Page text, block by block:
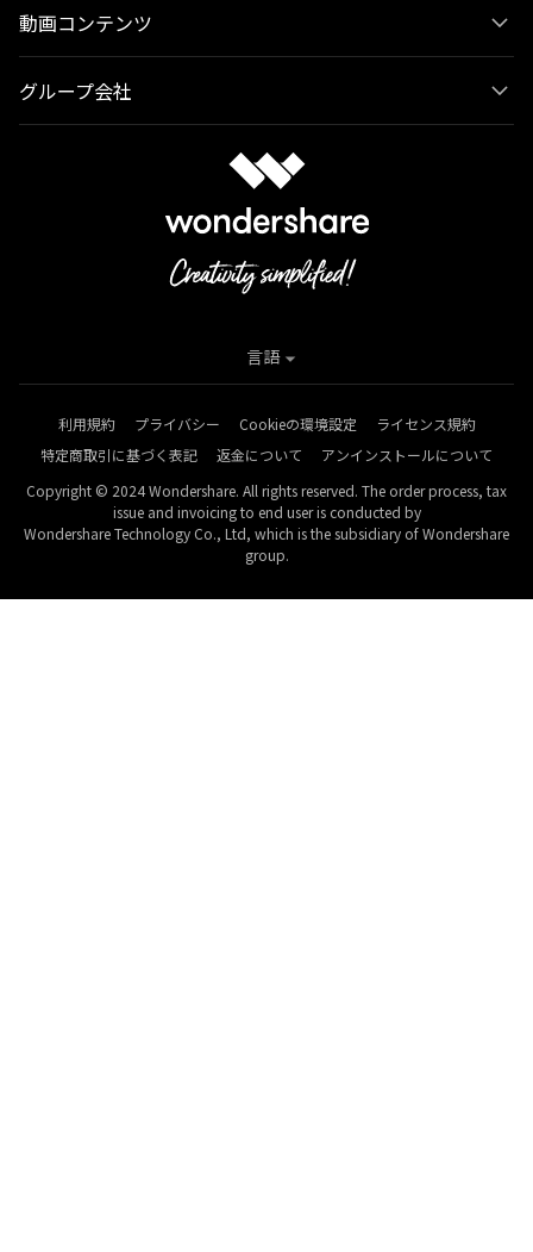
動画コンテンツ
グループ会社
利用規約 プライバシー Cookieの環境設定
ライセンス規約
特定商取引に基づく表記
返金について
アンインストールについて
Copyright © 2024 Wondershare. All rights reserved. The order process, tax
issue and invoicing to end user is conducted by
Wondershare Technology Co., Ltd, which is the subsidiary of Wondershare
group.
言語